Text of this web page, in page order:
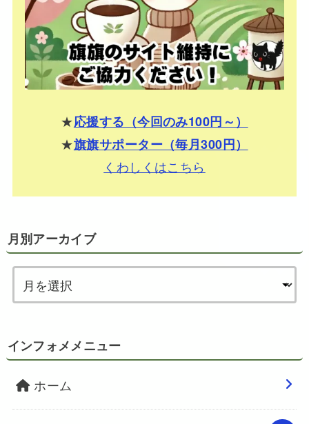
★応援する（今回のみ100円～）
★旗旗サポーター（毎月300円）
くわしくはこちら
月別アーカイブ
インフォメメニュー
ホーム